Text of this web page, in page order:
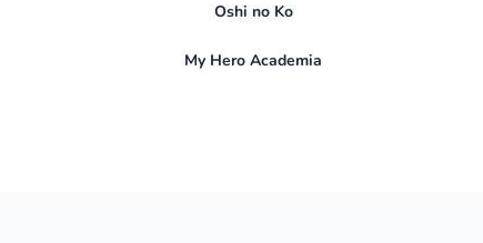
Oshi no Ko
My Hero Academia